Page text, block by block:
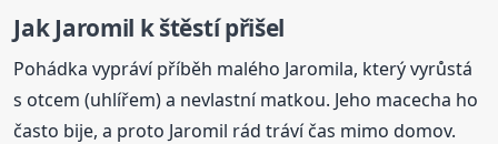
Jak Jaromil k štěstí přišel
Pohádka vypráví příběh malého Jaromila, který vyrůstá
s otcem (uhlířem) a nevlastní matkou. Jeho macecha ho
často bije, a proto Jaromil rád tráví čas mimo domov.